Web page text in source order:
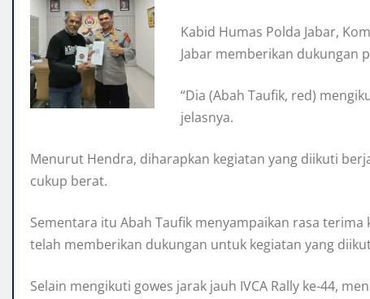
Kabid Humas Polda Jabar,
Jabar memberikan dukungan
“Dia (Abah Taufik, red)
jelasnya.
Menurut Hendra, diharapkan kegiatan yang diikuti
cukup berat.
Sementara itu Abah Taufik menyampaikan rasa
telah memberikan dukungan untuk kegiatan yang
Selain mengikuti gowes jarak jauh IVCA Rally ke-44,